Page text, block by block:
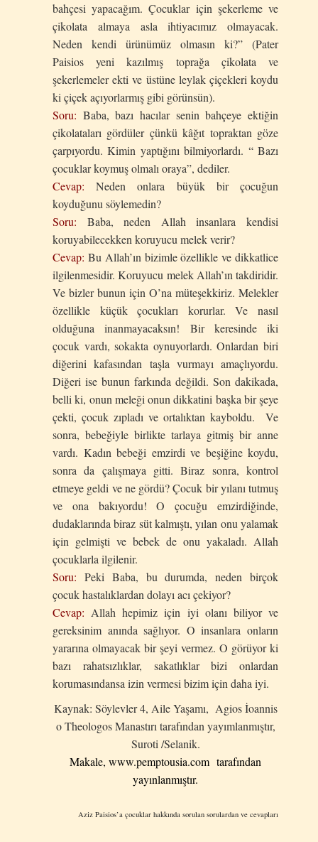
bahçesi yapacağım. Çocuklar için şekerleme ve
çikolata almaya asla ihtiyacımız olmayacak.
Neden kendi ürünümüz olmasın ki?” (Pater
Paisios yeni kazılmış toprağa çikolata ve
şekerlemeler ekti ve üstüne leylak çiçekleri koydu
ki çiçek açıyorlarmış gibi görünsün).
Soru: Baba, bazı hacılar senin bahçeye ektiğin
çikolataları gördüler çünkü kâğıt topraktan göze
çarpıyordu. Kimin yaptığını bilmiyorlardı. “ Bazı
çocuklar koymuş olmalı oraya”, dediler.
Cevap: Neden onlara büyük bir çocuğun
koyduğunu söylemedin?
Soru: Baba, neden Allah insanlara kendisi
koruyabilecekken koruyucu melek verir?
Cevap: Bu Allah’ın bizimle özellikle ve dikkatlice
ilgilenmesidir. Koruyucu melek Allah’ın takdiridir.
Ve bizler bunun için O’na müteşekkiriz. Melekler
özellikle küçük çocukları korurlar. Ve nasıl
olduğuna inanmayacaksın! Bir keresinde iki
çocuk vardı, sokakta oynuyorlardı. Onlardan biri
diğerini kafasından taşla vurmayı amaçlıyordu.
Diğeri ise bunun farkında değildi. Son dakikada,
belli ki, onun meleği onun dikkatini başka bir şeye
çekti, çocuk zıpladı ve ortalıktan kayboldu. Ve
sonra, bebeğiyle birlikte tarlaya gitmiş bir anne
vardı. Kadın bebeği emzirdi ve beşiğine koydu,
sonra da çalışmaya gitti. Biraz sonra, kontrol
etmeye geldi ve ne gördü? Çocuk bir yılanı tutmuş
ve ona bakıyordu! O çocuğu emzirdiğinde,
dudaklarında biraz süt kalmıştı, yılan onu yalamak
için gelmişti ve bebek de onu yakaladı. Allah
çocuklarla ilgilenir.
Soru: Peki Baba, bu durumda, neden birçok
çocuk hastalıklardan dolayı acı çekiyor?
Cevap: Allah hepimiz için iyi olanı biliyor ve
gereksinim anında sağlıyor. O insanlara onların
yararına olmayacak bir şeyi vermez. O görüyor ki
bazı rahatsızlıklar, sakatlıklar bizi onlardan
korumasındansa izin vermesi bizim için daha iyi.
Kaynak: Söylevler 4, Aile Yaşamı, Agios İoannis
o Theologos Manastırı tarafından yayımlanmıştır,
Suroti /Selanik.
Makale, www.pemptousia.com tarafından
yayınlanmıştır.
Aziz Paisios’a çocuklar hakkında sorulan sorulardan ve cevapları